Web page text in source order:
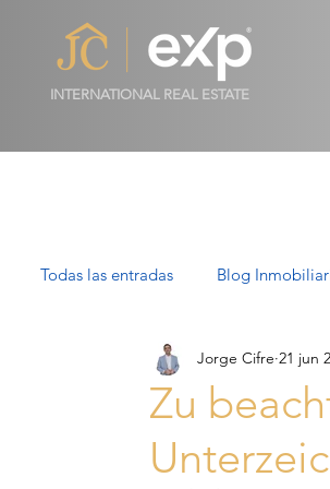
INTERNATIONAL REAL ESTATE
Todas las entradas Blog
Propiedades de Lujo en Mallorca
Villas en Mallorca: Lujo, Estilo
Zu
Jorge Cifre 21 jun